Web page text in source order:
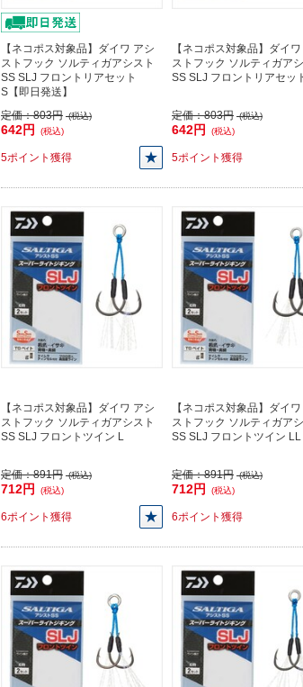
【ネコポス対象品】ダイワ アシ
ストフック ソルティガアシスト
SS SLJ フロントリアセット
S【即日発送】
定価：803円 (税込)
642円 (税込)
5ポイント獲得
【ネコポス対象品】ダイ
ストフック ソルティガア
SS SLJ フロントリアセッ
定価：803円 (税込)
642円 (税込)
5ポイント獲得
【ネコポス対象品】ダイワ アシ
ストフック ソルティガアシスト
SS SLJ フロントツイン L
定価：891円 (税込)
712円 (税込)
6ポイント獲得
【ネコポス対象品】ダイ
ストフック ソルティガア
SS SLJ フロントツイン LL
定価：891円 (税込)
712円 (税込)
6ポイント獲得